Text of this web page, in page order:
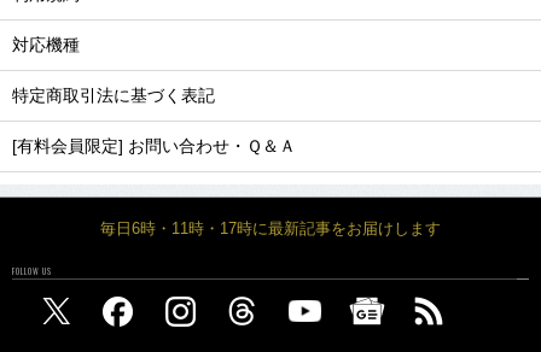
対応機種
特定商取引法に基づく表記
[有料会員限定] お問い合わせ・Ｑ＆Ａ
毎日6時・11時・17時に最新記事をお届けします
FOLLOW US